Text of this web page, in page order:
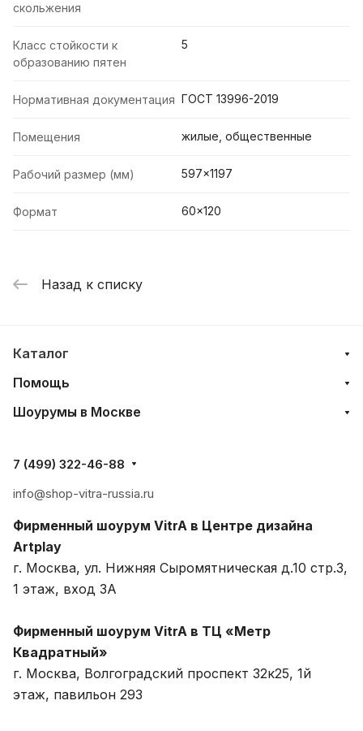
скольжения
Класс стойкости к
образованию пятен
5
Нормативная документация ГОСТ 13996-2019
Помещения жилые, общественные
Рабочий размер (мм) 597x1197
Формат 60x120
Назад к списку
Каталог
Помощь
Шоурумы в Москве
7 (499) 322-46-88
info@shop-vitra-russia.ru
Фирменный шоурум VitrA в Центре дизайна
Artplay
г. Москва, ул. Нижняя Сыромятническая д.10 стр.3,
1 этаж, вход 3A
Фирменный шоурум VitrA в ТЦ «Метр
Квадратный»
г. Москва, Волгоградский проспект 32к25, 1й
этаж, павильон 293